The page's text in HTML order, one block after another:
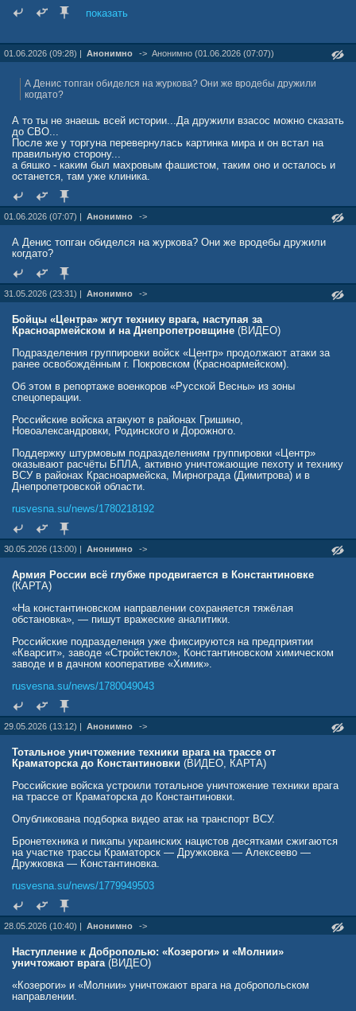
«Самая большая проблема заключается в том, что
Проблем врагу доставляет и принятое Сырским решение о
получают всего по 50 человек в месяц на бригаду.
Враг признаёт большое количество ушедших в СОЧ: половина
командования».
rusvesna.su/news/1780464268
показать
01.06.2026 (09:28) | Анонимно -> Анонимно (01.06.2026 (07:07))
А Денис топган обиделся на журкова? Они же вродебы дружили
когдато?
А то ты не знаешь всей истории...Да дружили взасос можно сказать
до СВО...
После же у торгуна перевернулась картинка мира и он встал на
правильную сторону...
а бяшко - каким был махровым фашистом, таким оно и осталось и
останется, там уже клиника.
01.06.2026 (07:07) | Анонимно ->
А Денис топган обиделся на журкова? Они же вродебы дружили
когдато?
31.05.2026 (23:31) | Анонимно ->
Бойцы «Центра» жгут технику врага, наступая за
Красноармейском и на Днепропетровщине (ВИДЕО)
Подразделения группировки войск «Центр» продолжают атаки за
ранее освобождённым г. Покровском (Красноармейском).
Об этом в репортаже военкоров «Русской Весны» из зоны
спецоперации.
Российские войска атакуют в районах Гришино,
Новоалександровки, Родинского и Дорожного.
Поддержку штурмовым подразделениям группировки «Центр»
оказывают расчёты БПЛА, активно уничтожающие пехоту и технику
ВСУ в районах Красноармейска, Мирнограда (Димитрова) и в
Днепропетровской области.
rusvesna.su/news/1780218192
30.05.2026 (13:00) | Анонимно ->
Армия России всё глубже продвигается в Константиновке
(КАРТА)
«На константиновском направлении сохраняется тяжёлая
обстановка», — пишут вражеские аналитики.
Российские подразделения уже фиксируются на предприятии
«Кварсит», заводе «Стройстекло», Константиновском химическом
заводе и в дачном кооперативе «Химик».
rusvesna.su/news/1780049043
29.05.2026 (13:12) | Анонимно ->
Тотальное уничтожение техники врага на трассе от
Краматорска до Константиновки (ВИДЕО, КАРТА)
Российские войска устроили тотальное уничтожение техники врага
на трассе от Краматорска до Константиновки.
Опубликована подборка видео атак на транспорт ВСУ.
Бронетехника и пикапы украинских нацистов десятками сжигаются
на участке трассы Краматорск — Дружковка — Алексеево —
Дружковка — Константиновка.
rusvesna.su/news/1779949503
28.05.2026 (10:40) | Анонимно ->
Наступление к Доброполью: «Козероги» и «Молнии»
уничтожают врага(ВИДЕО)
«Козероги» и «Молнии» уничтожают врага на добропольском
направлении.